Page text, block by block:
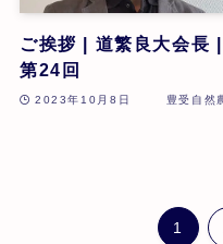
ご挨拶 | 道繁良大会長 |
第24回
2023年10月8日 豊受自然
1